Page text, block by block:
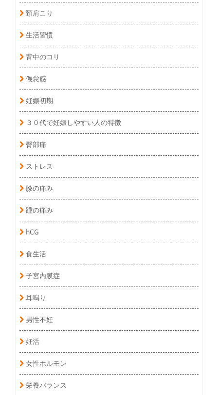
頚肩こり
生活習慣
背中のコリ
倦怠感
妊娠初期
３０代で妊娠しやすい人の特徴
臀部痛
ストレス
膝の痛み
踵の痛み
hCG
食生活
子宮内膜症
耳鳴り
男性不妊
妊活
女性ホルモン
栄養バランス